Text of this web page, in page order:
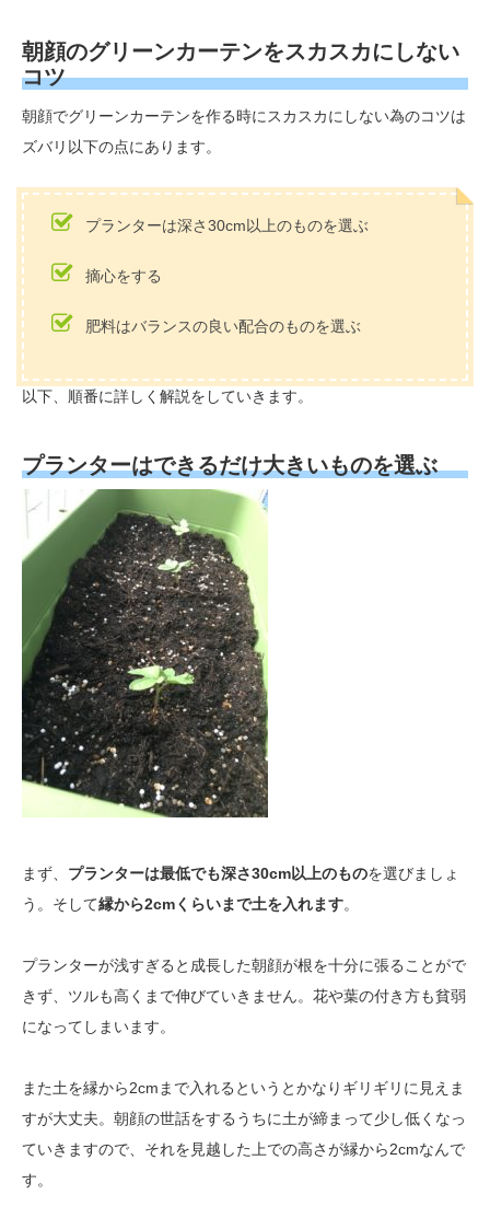
朝顔のグリーンカーテンをスカスカにしない
コツ
朝顔でグリーンカーテンを作る時にスカスカにしない為のコツは
ズバリ以下の点にあります。
プランターは深さ30cm以上のものを選ぶ
摘心をする
肥料はバランスの良い配合のものを選ぶ
以下、順番に詳しく解説をしていきます。
プランターはできるだけ大きいものを選ぶ
まず、 プランターは最低でも深さ30cm以上のものを選びましょ
う。そして縁から2cmくらいまで土を入れます。
プランターが浅すぎると成長した朝顔が根を十分に張ることがで
きず、ツルも高くまで伸びていきません。花や葉の付き方も貧弱
になってしまいます。
また土を縁から2cmまで入れるというとかなりギリギリに見えま
すが大丈夫。朝顔の世話をするうちに土が締まって少し低くなっ
ていきますので、それを見越した上での高さが縁から2cmなんで
す。